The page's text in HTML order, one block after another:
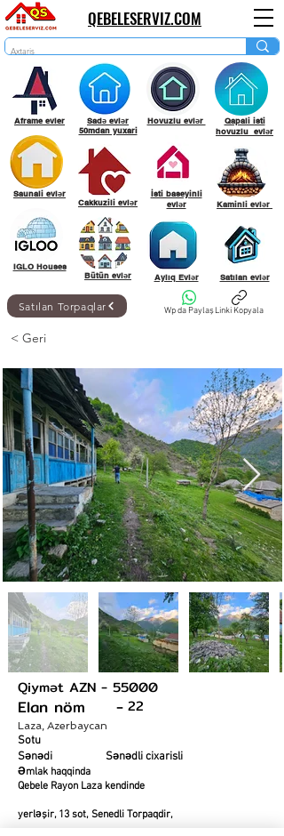
QEBELESERVIZ.COM
Aframe evler
Saunali evlər
IGLO Houses
Sadə evlər
50mdan yuxari
Cakkuzili evlər
Bütün evlər
Hovuzlu evlər
İsti baseyinli
evlər
Aylıq Evlər
Qapali isti
hovuzlu evlər
Kaminli evlər
Satılan evlər
Wp da PaylaşLinki Kopyala
Satılan Torpaqlar
< Geri
Qiymət AZN - 55000
Elan nöm - 22
Laza, Azerbaycan
Sotu
Sənədi
Sənədli cixarisli
Əmlak haqqinda
Qebele Rayon Laza kendinde
yerləşir, 13 sot, Senedli Torpaqdir,